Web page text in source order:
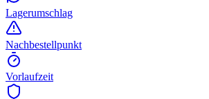
Lagerumschlag
Nachbestellpunkt
Vorlaufzeit